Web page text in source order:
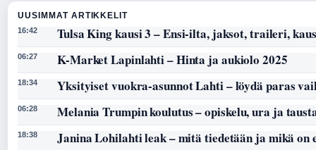
UUSIMMAT ARTIKKELIT
16:42 Tulsa King kausi 3 – Ensi-ilta, jaksot, traileri,
06:27 K-Market Lapinlahti – Hinta ja aukiolo 2025
18:34 Yksityiset vuokra-asunnot Lahti – löydä paras
06:28 Melania Trumpin koulutus – opiskelu, ura ja
18:38 Janina Lohilahti leak – mitä tiedetään ja mikä on